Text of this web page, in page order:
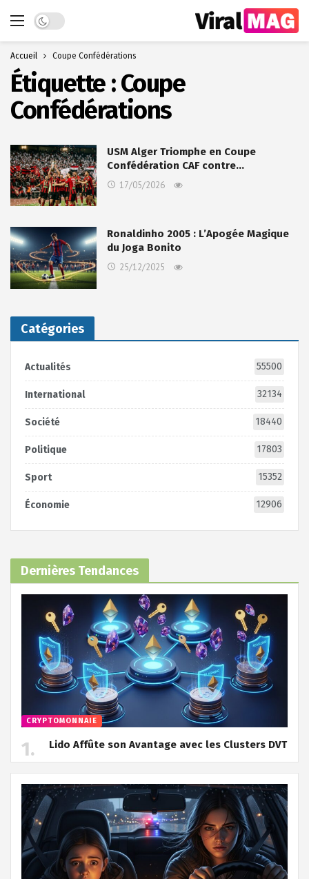
Dark mode
Accueil Coupe Confédérations
Étiquette :Coupe
Confédérations
USM Alger Triomphe en Coupe
Confédération CAF contre…
17/05/2026
Ronaldinho 2005 : L’Apogée Magique
du Joga Bonito
25/12/2025
Catégories
Actualités 55500
International 32134
Société 18440
Politique 17803
Sport 15352
Économie 12906
Dernières Tendances
CRYPTOMONNAIE
Lido Affûte son Avantage avec les Clusters DVT